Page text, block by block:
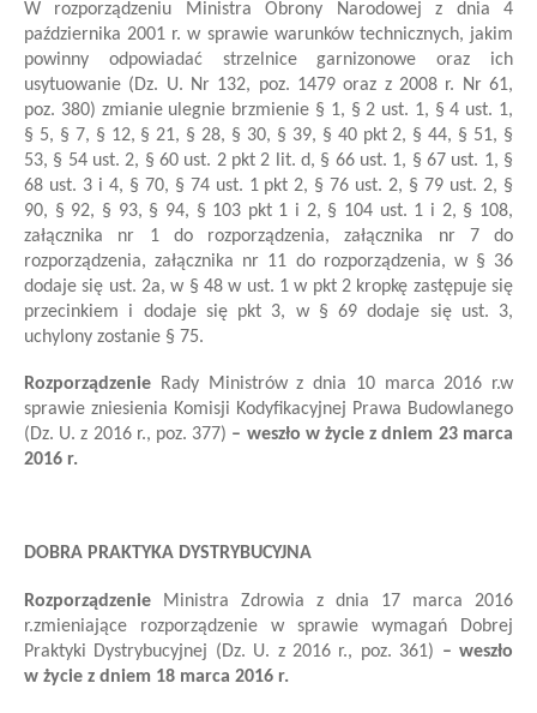
W rozporządzeniu Ministra Obrony Narodowej z dnia 4
października 2001 r. w sprawie warunków technicznych, jakim
powinny odpowiadać strzelnice garnizonowe oraz ich
usytuowanie (Dz. U. Nr 132, poz. 1479 oraz z 2008 r. Nr 61,
poz. 380) zmianie ulegnie brzmienie § 1, § 2 ust. 1, § 4 ust. 1,
§ 5, § 7, § 12, § 21, § 28, § 30, § 39, § 40 pkt 2, § 44, § 51, §
53, § 54 ust. 2, § 60 ust. 2 pkt 2 lit. d, § 66 ust. 1, § 67 ust. 1, §
68 ust. 3 i 4, § 70, § 74 ust. 1 pkt 2, § 76 ust. 2, § 79 ust. 2, §
90, § 92, § 93, § 94, § 103 pkt 1 i 2, § 104 ust. 1 i 2, § 108,
załącznika nr 1 do rozporządzenia, załącznika nr 7 do
rozporządzenia, załącznika nr 11 do rozporządzenia, w § 36
dodaje się ust. 2a, w § 48 w ust. 1 w pkt 2 kropkę zastępuje się
przecinkiem i dodaje się pkt 3, w § 69 dodaje się ust. 3,
uchylony zostanie § 75.
Rozporządzenie Rady Ministrówz dnia 10 marca 2016 r.w
sprawie zniesienia Komisji Kodyfikacyjnej Prawa Budowlanego
(Dz. U. z 2016 r., poz. 377) – weszło w życie z dniem 23 marca
2016 r.
DOBRA PRAKTYKA DYSTRYBUCYJNA
Rozporządzenie Ministra Zdrowia z dnia 17 marca 2016
r.zmieniające rozporządzenie w sprawie wymagań Dobrej
Praktyki Dystrybucyjnej (Dz. U. z 2016 r., poz. 361) – weszło
w życie z dniem 18 marca 2016 r.